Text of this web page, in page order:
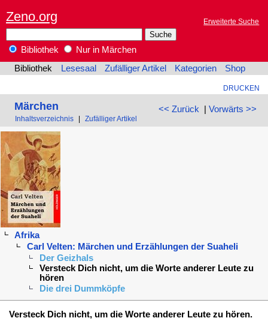
Zeno.org Erweiterte Suche
Bibliothek
Nur in Märchen
Bibliothek
Lesesaal Zufälliger Artikel Kategorien Shop
DRUCKEN
<< Zurück | Vorwärts >>
Märchen
Inhaltsverzeichnis Zufälliger Artikel
Afrika
Carl Velten: Märchen und Erzählungen der Suaheli
Der Geizhals
Versteck Dich nicht, um die Worte anderer Leute zu
hören
Die drei Dummköpfe
Versteck Dich nicht, um die Worte anderer Leute zu hören.